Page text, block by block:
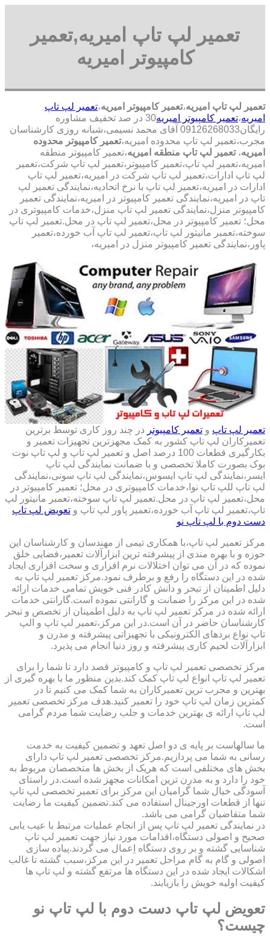
تعمیر لپ تاپ امیریه,تعمیر
کامپیوتر امیریه
تعمیر لپ تاپ امیریه،تعمیر کامپیوتر امیریه،تعمیر لپ تاپ
امیریه،تعمیر کامپیوتر امیریه
30 در صد تخفیف مشاوره
رایگان09126268033 آقای محمد نسیمی،شبانه روزی کارشناسان
مجرب،تعمیر لپ تاپ محدوده امیریه،تعمیر کامپیوتر محدوده
امیریه، تعمیر لپ تاپ منطقه امیریه،تعمیر کامپیوتر منطقه
امیریه،تعمیر لپ تاپ،تعمیر کامپیوتر،تعمیر لپ تاپ شرکت،تعمیر
لپ تاپ ادارات،تعمیر لپ تاپ شرکت در امیریه،تعمیر لپ تاپ
ادارات در امیریه،تعمیر لپ تاپ با نرخ اتحادیه،نمایندگی تعمیر لپ
تاپ در امیریه،نمایندگی تعمیر کامپیوتر در امیریه،نمایندگی تعمیر
کامپیوتر منزل،نمایندگی تعمیر لپ تاپ منزل،خدمات کامپیوتری در
محل؛ تعمیر کامپیوتر در محل،تعمیر لپ تاپ در محل.تعمیر لپ تاپ
سوخته،تعمبر مانیتور لپ تاپ،تعمیر لپ تاپ آب خورده،تعمیر
پاور،نمایندگی تعمیر کامپیوتر منزل در امیریه،
تعمیر لپ تاپ و تعمیر کامپیوتر در چند روز کاری توسط برترین
تعمیرکاران لپ تاپ کشور به کمک مجهزترین تجهیزات تعمیر و
بکارگیری قطعات 100 درصد اصل و تعمیر لپ تاپ و لپ تاپ نوت
بوک بصورت کاملا تخصصی و با ضمانت نمایندگی لپ تاپ
ایسر،نمایندگی لپ تاپ ایسوس،نمایندگی لپ تاپ سونی،نمایندگی
لپ تاپ للپ تاپ نوا،خدمات کامپیوتری در محل؛ تعمیر کامپیوتر در
محل،تعمیر لپ تاپ در محل.تعمیر لپ تاپ سوخته،تعمبر مانیتور لپ
تاپ،تعمیر لپ تاپ آب خورده،تعمیر پاور لپ تاپ و تعویض لپ تاپ
دست دوم با لپ تاپ نو
مرکز تعمیر لپ تاپ،با همکاری تیمی از مهندسان و کارشناسان این
حوزه و با بهره مندی از پیشرفته ترین ابزارآلات تعمیر،فضایی خلق
نموده که در آن می توان اختلالات نرم افزاری و سخت افزاری ایجاد
شده در این دستگاه را رفع و برطرف نمود.مرکز تعمیر لپ تاپ به
دلیل اطمینان از تبحر و دانش کادر فنی خویش تمامی خدمات ارائه
شده در این مرکز را ضمانت و گارانتی نموده است.گارانتی خدمات
ارائه شده در مرکز تعمیر لپ تاپ به دلیل اطمینان از تخصص و تبحر
کارشناسان حاضر در آن است.در این مرکز،تعمیر لپ تاپ و الپ
تاپ نواع بردهای الکترونیکی با تجهیزاتی پیشرفته و مدرن و
ابزارآلات لحیم کاری پیشرفته و روز دنیا انجام می پذیرد.
مرکز تخصصی تعمیر لپ تاپ و کامپیوتر قصد دارد تا شما را برای
تعمیر لپ تاپ انواع لپ تاپ کمک کند.بدین منظور ما با بهره گیری از
بهترین و مجرب ترین تعمیرکاران به شما کمک می کنیم تا در
کمترین زمان لپ تاپ خود را تعمیر کنید.هدف مرکز تخصصی تعمیر
لپ تاپ ارائه ی بهترین خدمات و جلب رضایت شما مردم گرامی
است.
ما سالهاست بر پایه ی دو اصل تعهد و تضمین کیفیت به خدمت
رسانی به شما می پردازیم.مرکز تخصصی تعمیر لپ تاپ دارای
بخش های مختلفی است که هریک از بخش ها متخصصان مربوط به
خود را دارد و به مدرن ترین امکانات مجهز شده است.در راستای
آسودگی خیال شما گرامیان این مرکز برای تعمیر تخصصی لپ تاپ
تنها از قطعات اورجینال استفاده می کند.تضمین کیفیت ما رضایت
شما متقاضیان گرامی می باشد.
در نمایندگی تعمیر لپ تاپ پس از انجام عملیات مرتبط با عیب یابی
صحیح و اصولی دستگاه،اقدامات مورد نیاز جهت تعمیر لپ تاپ
شناسایی گشته و بر روی دستگاه اِعمال می گردند.پیاده سازی
اصولی و گام به گام مراحل تعمیر در این مرکز،سبب گشته تا غالب
اشکالات ایجاد شده در این دستگاه ها مرتفع گشته و لپ تاپ ها
کیفیت اولیه خویش را بازیابند.
تعویض لپ تاپ دست دوم با لپ تاپ نو
چیست؟